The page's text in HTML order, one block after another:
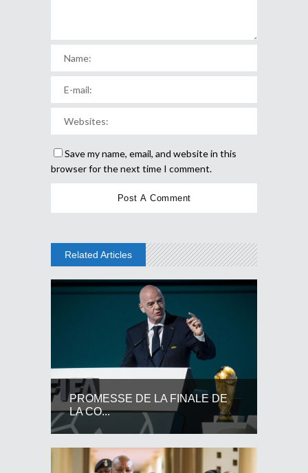
Save my name, email, and website in this
browser for the next time I comment.
Related Articles
PROMESSE DE LA FINALE DE
LA CO...